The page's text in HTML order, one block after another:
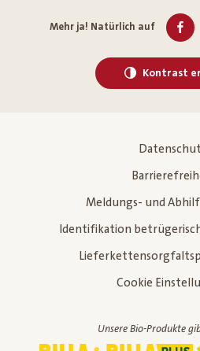
Mehr ja! Natürlich auf
Kontrast
Meldungs- und
Identifikation
Cookie
Unsere Bio-Produkte